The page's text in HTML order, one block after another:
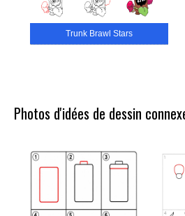
Trunk Brawl Stars
Photos d'idées de dessin